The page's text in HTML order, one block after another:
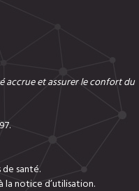
accrue et assurer le confort du
santé.
la notice d’utilisation.